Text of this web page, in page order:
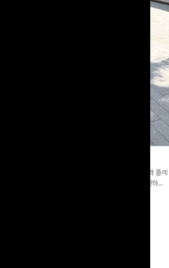
[데일리부터 여행룩까지]감각적인 레터링 티셔츠와 플레
어 핏 반바지가 함께 구성된 세트 아이템으로, 편안하면